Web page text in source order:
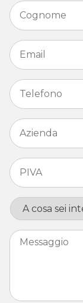
Email
Telefono
Azienda
PIVA
Interesse
Messaggio